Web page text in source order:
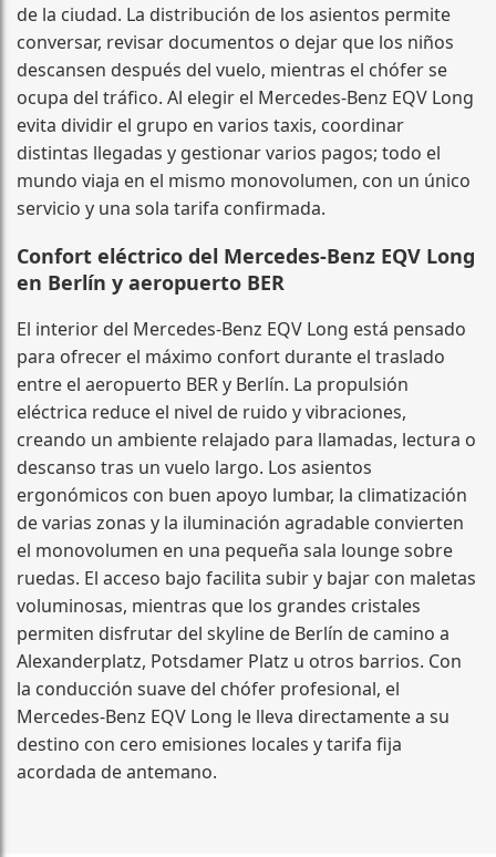
de la ciudad. La distribución de los asientos permite
conversar, revisar documentos o dejar que los niños
descansen después del vuelo, mientras el chófer se
ocupa del tráfico. Al elegir el Mercedes-Benz EQV Long
evita dividir el grupo en varios taxis, coordinar
distintas llegadas y gestionar varios pagos; todo el
mundo viaja en el mismo monovolumen, con un único
servicio y una sola tarifa confirmada.
Confort eléctrico del Mercedes-Benz EQV Long
en Berlín y aeropuerto BER
El interior del Mercedes-Benz EQV Long está pensado
para ofrecer el máximo confort durante el traslado
entre el aeropuerto BER y Berlín. La propulsión
eléctrica reduce el nivel de ruido y vibraciones,
creando un ambiente relajado para llamadas, lectura o
descanso tras un vuelo largo. Los asientos
ergonómicos con buen apoyo lumbar, la climatización
de varias zonas y la iluminación agradable convierten
el monovolumen en una pequeña sala lounge sobre
ruedas. El acceso bajo facilita subir y bajar con maletas
voluminosas, mientras que los grandes cristales
permiten disfrutar del skyline de Berlín de camino a
Alexanderplatz, Potsdamer Platz u otros barrios. Con
la conducción suave del chófer profesional, el
Mercedes-Benz EQV Long le lleva directamente a su
destino con cero emisiones locales y tarifa fija
acordada de antemano.